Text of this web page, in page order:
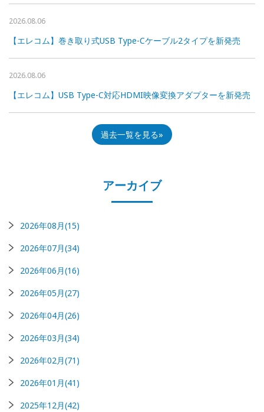
2026.08.06
【エレコム】巻き取り式USB Type-Cケーブル2タイプを新発売
2026.08.06
【エレコム】USB Type-C対応HDMI映像変換アダプターを新発売
過去一覧を見る
アーカイブ
2026年08月(15)
2026年07月(34)
2026年06月(16)
2026年05月(27)
2026年04月(26)
2026年03月(34)
2026年02月(71)
2026年01月(41)
2025年12月(42)